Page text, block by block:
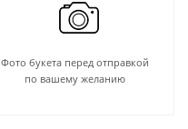
Фото букета перед отправкой
по вашему желанию